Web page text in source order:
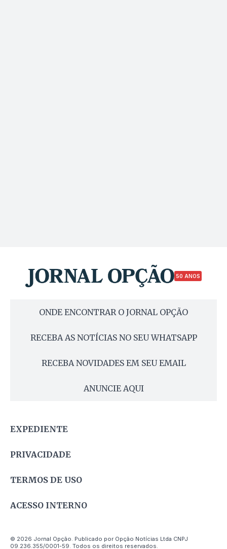
50 ANOS
ONDE ENCONTRAR O JORNAL OPÇÃO
RECEBA AS NOTÍCIAS NO SEU WHATSAPP
RECEBA NOVIDADES EM SEU EMAIL
ANUNCIE AQUI
EXPEDIENTE
PRIVACIDADE
TERMOS DE USO
ACESSO INTERNO
© 2026 Jornal Opção. Publicado por Opção Notícias Ltda CNPJ
09.236.355/0001-59. Todos os direitos reservados.